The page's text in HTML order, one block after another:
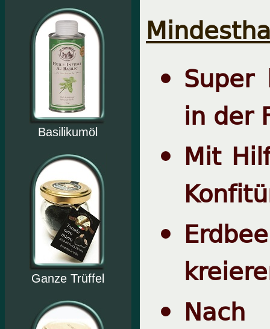
Basilikumöl
Ganze Trüffel
Super
in der
Mit
Nach